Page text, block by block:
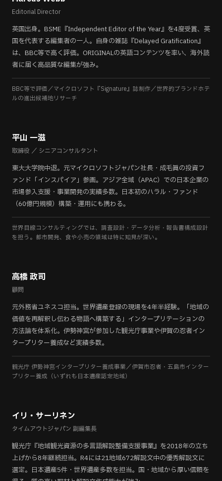
Editorial Director
英国出身。BSME『Independent Editor of the Year』を4度受賞、英
国を代表する編集者の一人。自身の雑誌『Delayed Gratification』
は、BBC等で高く評価。ORIGINALの英語コンテンツを率い、海外読
者に届く高品質な編集が強み。
BBC等で評価／マイクロソフト『Signature』誌制作／世界的ブランドホテ
ルの進出候補地リサーチ
平山 一滋
取締役 ／ シニアコンサルタント
東大大学院中退。元マイクロソフトジャパン社長・成毛眞の投資フ
ァンド「インスパイア」参画。アジア全域（APAC）での日本企業の
市場参入支援・事業開発の実績多数。日本初のハラル・ファンド
（60億円規模）構築・運用にも携わる。
世界目線コンサルティングでは、調査設計・データ分析・報告書構成設計
を担う。都市開発、食や小売の領域は特に知見が深い。
高橋 政司
顧問
元外務省ユネスコ担当。世界遺産登録の現場を4年半経験。「地域の
価値を再解釈し伝わる物語へ構築する」インタープリテーションの
方法論を体系化。伊勢神宮が参加した観光庁事業や伊賀の忍者イン
タープリター養成など実績多数。
観光庁 伊勢神宮インタープリター養成事業／伊賀市忍者・五島市インター
プリター養成（いずれも日本遺産認定地域）
イリ・サーリネン
タイムアウトジャパン 副編集長
観光庁『地域観光資源の多言語解説整備支援事業』を2018年の立ち
上げから8年継続担当。R4には21地域672解説文中の優秀解説文に
選定。日本遺産5件・世界遺産多数を担当。国・地域から厚い信頼を